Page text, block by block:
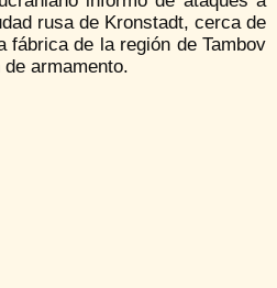
rusa de Kronstadt, cerca de
fábrica de la región de Tambov
armamento.